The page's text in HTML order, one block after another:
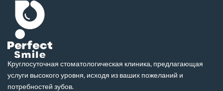
Круглосуточная стоматологическая клиника, предлагающая
услуги высокого уровня, исходя из ваших пожеланий и
потребностей зубов.